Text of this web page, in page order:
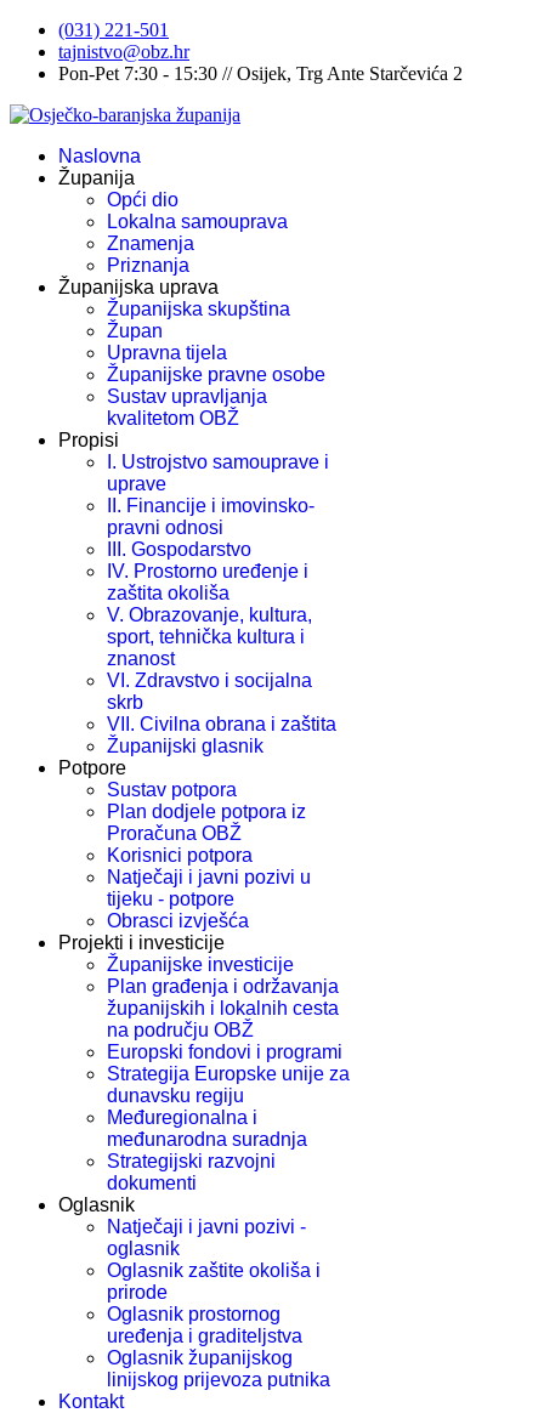
(031) 221-501
tajnistvo@obz.hr
Pon-Pet 7:30 - 15:30 // Osijek, Trg Ante Starčevića 2
Naslovna
Županija
Opći dio
Lokalna samouprava
Znamenja
Priznanja
Županijska uprava
Županijska skupština
Župan
Upravna tijela
Županijske pravne osobe
Sustav upravljanja
kvalitetom OBŽ
Propisi
I. Ustrojstvo samouprave i
uprave
II. Financije i imovinsko-
pravni odnosi
III. Gospodarstvo
IV. Prostorno uređenje i
zaštita okoliša
V. Obrazovanje, kultura,
sport, tehnička kultura i
znanost
VI. Zdravstvo i socijalna
skrb
VII. Civilna obrana i zaštita
Županijski glasnik
Potpore
Sustav potpora
Plan dodjele potpora iz
Proračuna OBŽ
Korisnici potpora
Natječaji i javni pozivi u
tijeku - potpore
Obrasci izvješća
Projekti i investicije
Županijske investicije
Plan građenja i održavanja
županijskih i lokalnih cesta
na području OBŽ
Europski fondovi i programi
Strategija Europske unije za
dunavsku regiju
Međuregionalna i
međunarodna suradnja
Strategijski razvojni
dokumenti
Oglasnik
Natječaji i javni pozivi -
oglasnik
Oglasnik zaštite okoliša i
prirode
Oglasnik prostornog
uređenja i graditeljstva
Oglasnik županijskog
linijskog prijevoza putnika
Kontakt